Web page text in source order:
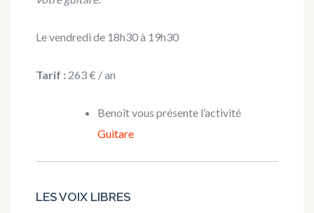
Le vendredi de 18h30 à 19h30
Tarif : 263 € / an
Benoît vous présente l’activité
Guitare
LES VOIX LIBRES